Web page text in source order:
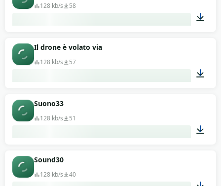
128 kb/s 58
Il drone è volato via
128 kb/s 57
Suono33
128 kb/s 51
Sound30
128 kb/s 40